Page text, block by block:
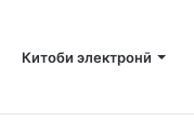
Китоби электронӣ